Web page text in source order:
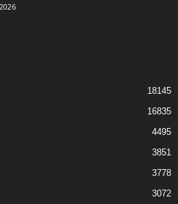
18145
16835
4495
3851
3778
3072